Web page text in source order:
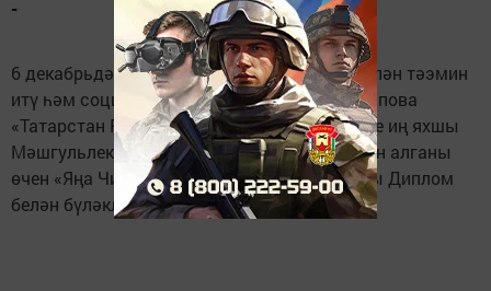
-
6 декабрьдә ТРның Хезмәт, халыкны эш белән тәэмин
итү һәм социаль яклау министры Э. А. Зарипова
«Татарстан Республикасының 3 дәрәҗәдәге иң яхшы
Мәшгульлек үзәге» номинациясендә III урын алганы
өчен «Яңа Чишмә Мәшгульлек үзәге» ДКУны Диплом
белән бүләкләгән.